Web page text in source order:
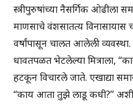
स्त्रीपुरुषांच्या नैसर्गिक ओढीला
माणसाचे वंशसातत्य
वर्षांपासून चालत आलेली व्यवस्था.
धावतपळत भेटलेल्या मित्राला,
हटकून विचारले जाते. एखाद्या
“काय आता तुझे लाडू कधी?” अशी